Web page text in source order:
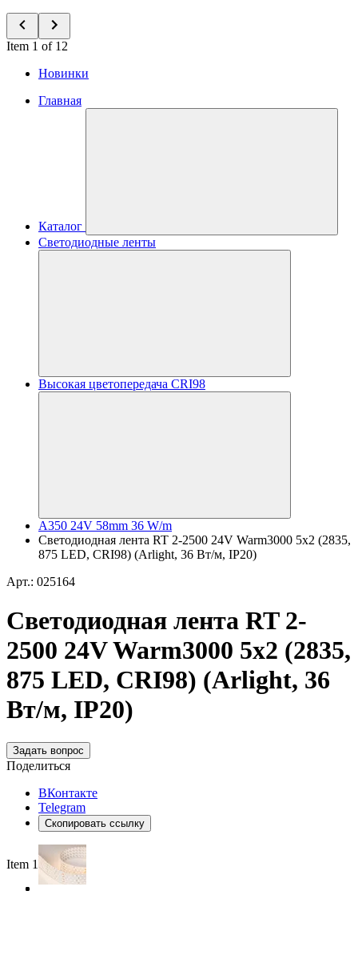
Item 1 of 12
Новинки
Главная
Каталог
Светодиодные ленты
Высокая цветопередача CRI98
A350 24V 58mm 36 W/m
Светодиодная лента RT 2-2500 24V Warm3000 5x2 (2835,
875 LED, CRI98) (Arlight, 36 Вт/м, IP20)
Арт.: 025164
Светодиодная лента RT 2-
2500 24V Warm3000 5x2 (2835,
875 LED, CRI98) (Arlight, 36
Вт/м, IP20)
Задать вопрос
Поделиться
ВКонтакте
Telegram
Скопировать ссылку
Item 1 of 3